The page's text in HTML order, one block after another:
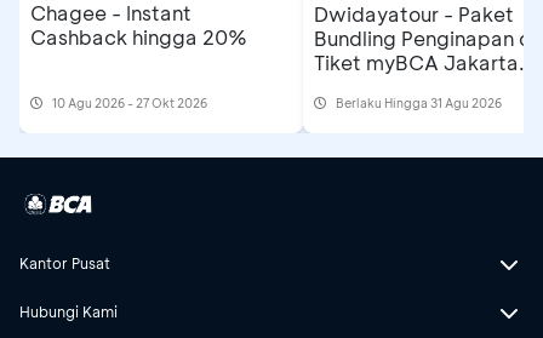
Chagee - Instant
Cashback hingga 20%
10 Agu 2026 - 27 Okt 2026
Dwidayatour - Paket
Bundling Penginapan
Tiket myBCA Jakarta
Berlaku Hingga 31 Agu 2026
Kantor Pusat
Hubungi Kami